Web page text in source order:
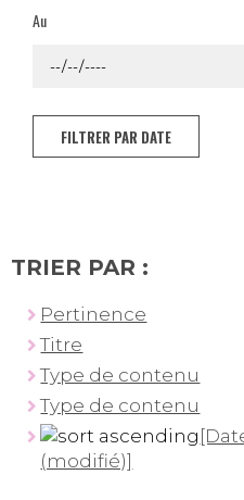
Au
FILTRER PAR DATE
TRIER PAR :
Pertinence
Titre
Type de contenu
Type de contenu
(modifié)]